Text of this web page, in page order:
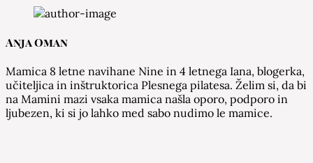
Anja Oman
Mamica 8 letne navihane Nine in 4 letnega Iana, blogerka,
učiteljica in inštruktorica Plesnega pilatesa. Želim si, da bi
na Mamini mazi vsaka mamica našla oporo, podporo in
ljubezen, ki si jo lahko med sabo nudimo le mamice.